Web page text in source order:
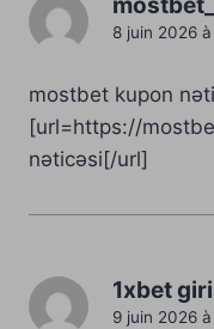
8 juin 2026
mostbet kupon
[url=https://
nəticəsi[/url]
1xbet
9 juin 2026